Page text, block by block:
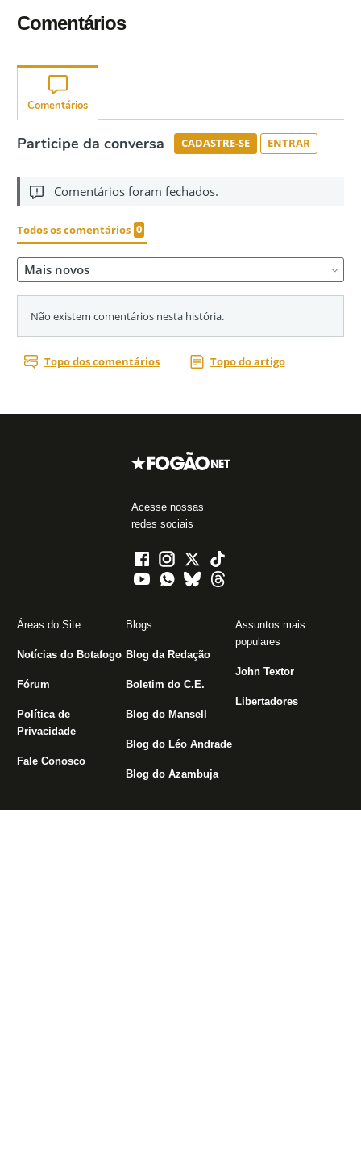
Comentários
Acesse nossas
redes sociais
Áreas do Site
Notícias do Botafogo
Fórum
Política de
Privacidade
Fale Conosco
Blogs
Blog da Redação
Boletim do C.E.
Blog do Mansell
Blog do Léo Andrade
Blog do Azambuja
Assuntos mais
populares
John Textor
Libertadores